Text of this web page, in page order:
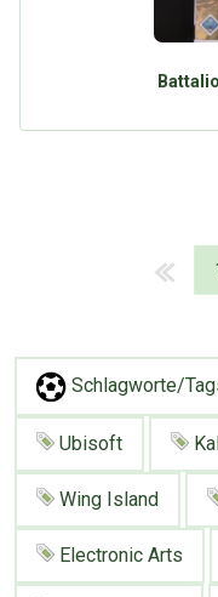
Schlagworte/
Ubisoft
Wing Island
Electronic Arts